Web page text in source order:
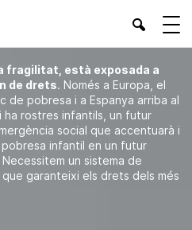
fragilitat, està exposada a
de drets. Només a Europa, el
de pobresa i a Espanya arriba al
ha rostres infantils, un futur
social que accentuarà i
infantil en un futur
un sistema de
garanteixi els drets dels més